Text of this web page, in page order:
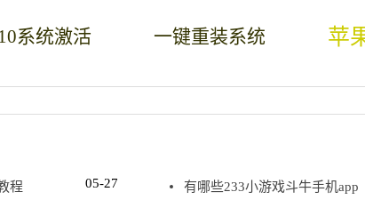
系统激活 一键重装系统 苹
程 05-27 有哪些233小游戏斗牛手机app